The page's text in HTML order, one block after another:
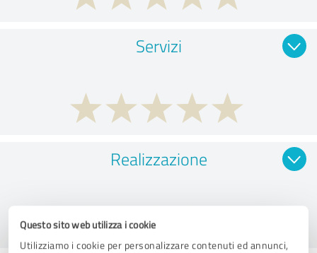
Questo sito web utilizza i cookie
Utilizziamo i cookie per personalizzare contenuti ed annunci,
Servizi
Realizzazione